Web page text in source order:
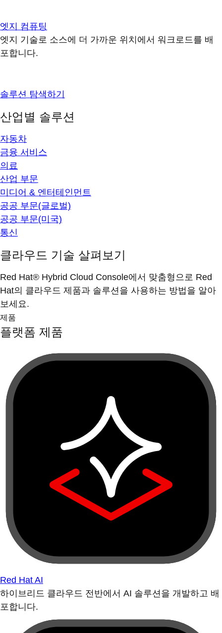
엣지 컴퓨팅
엣지 기술로 소스에 더 가까운 위치에서 워크로드를 배
포합니다.
솔루션 탐색하기
산업별 솔루션
자동차
금융 서비스
의료
산업 부문
미디어 & 엔터테인먼트
공공 부문(글로벌)
공공 부문(미국)
통신
클라우드 기술 살펴보기
Red Hat® Hybrid Cloud Console에서 맞춤형으로 Red
Hat의 클라우드 제품과 솔루션을 사용하는 방법을 알아
보세요.
제품
플랫폼 제품
Red Hat AI
하이브리드 클라우드 전반에서 AI 솔루션을 개발하고 배
포합니다.